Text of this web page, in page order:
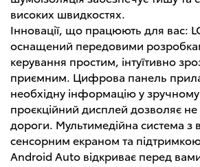
високих швидкостях.
Інновації, що працюють для вас:
оснащений передовими
керування простим, інтуїтивно
приємним. Цифрова панель
необхідну інформацію у
проєкційний дисплей дозволяє не
дороги. Мультимедійна система з
сенсорним екраном та
Android Auto відкриває перед вами